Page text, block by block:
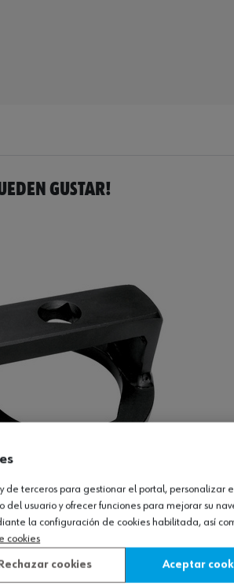
GUSTAR!
de terceros para gestionar el portal, personalizar
usuario y ofrecer funciones para mejorar su
la configuración de cookies habilitada, así
cookies
cookies Aceptar